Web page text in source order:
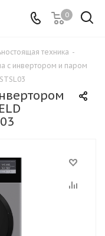
0
техника -
c инвертором и паром